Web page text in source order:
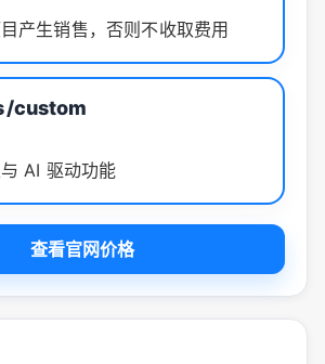
产生销售，否则不收取费用
/custom
AI 驱动功能
查看官网价格